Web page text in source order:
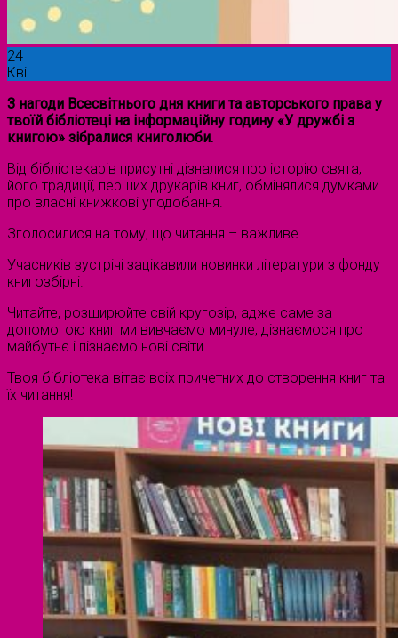
24
Кві
З нагоди Всесвітнього дня книги та авторського права у
твоїй бібліотеці на інформаційну годину «У дружбі з
книгою» зібралися книголюби.
Від бібліотекарів присутні дізналися про історію свята,
його традиції, перших друкарів книг, обмінялися думками
про власні книжкові уподобання.
Зголосилися на тому, що читання – важливе.
Учасників зустрічі зацікавили новинки літератури з фонду
книгозбірні.
Читайте, розширюйте свій кругозір, адже саме за
допомогою книг ми вивчаємо минуле, дізнаємося про
майбутнє і пізнаємо нові світи.
Твоя бібліотека вітає всіх причетних до створення книг та
їх читання!